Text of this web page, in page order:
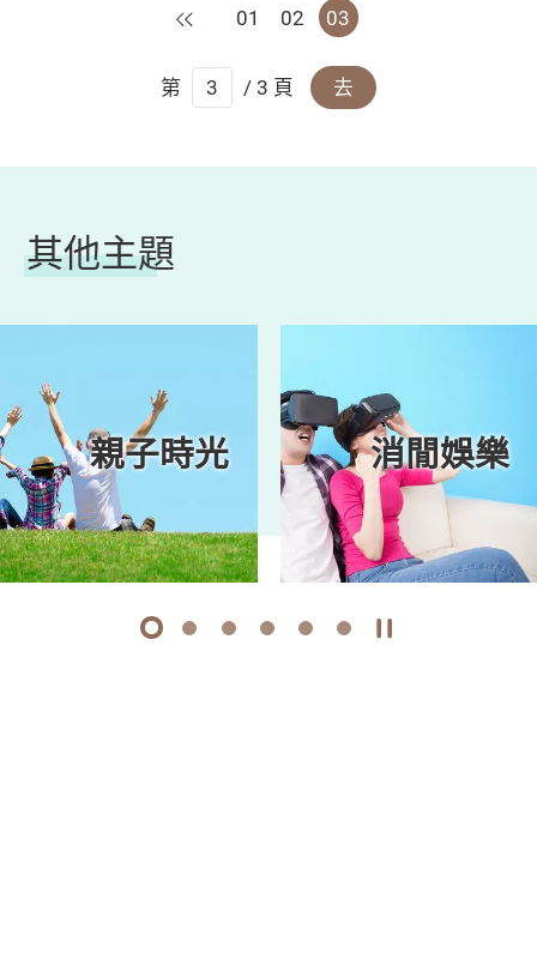
上一頁
01 02 03
第 / 3 頁 去
其他主題
親子時光 消閒娛樂
1 2 3 4 5 6 開始/暫停幻燈